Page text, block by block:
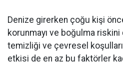
Denize girerken çoğu kişi
korunmayı ve boğulma
temizliği ve çevresel
etkisi de en az bu faktörler